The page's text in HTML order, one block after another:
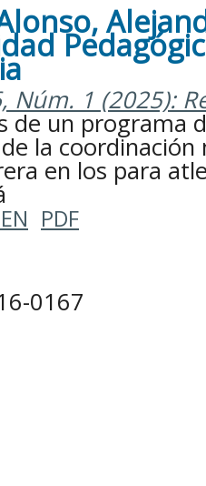
Núm. 1 (2025):
de un programa
la
en los para
PDF
0167